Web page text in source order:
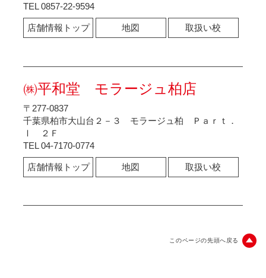
TEL 0857-22-9594
店舗情報トップ 地図 取扱い校
㈱平和堂 モラージュ柏店
〒277-0837
千葉県柏市大山台２－３ モラージュ柏 Ｐａｒｔ．
Ⅰ ２Ｆ
TEL 04-7170-0774
店舗情報トップ 地図 取扱い校
このページの先頭へ戻る